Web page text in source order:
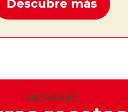
Descubre más
INSPÍRATE